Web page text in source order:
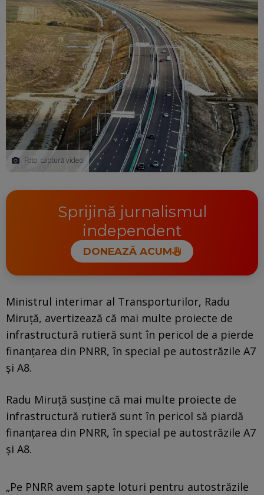
Foto: captură video
Sprijină jurnalismul
independent
DONEAZĂ ACUM
Ministrul interimar al Transporturilor, Radu
Miruță, avertizează că mai multe proiecte de
infrastructură rutieră sunt în pericol de a pierde
finanțarea din PNRR, în special pe autostrăzile A7
și A8.
Radu Miruță susține că mai multe proiecte de
infrastructură rutieră sunt în pericol să piardă
finanțarea din PNRR, în special pe autostrăzile A7
și A8.
„Pe PNRR avem șapte loturi pentru autostrăzile